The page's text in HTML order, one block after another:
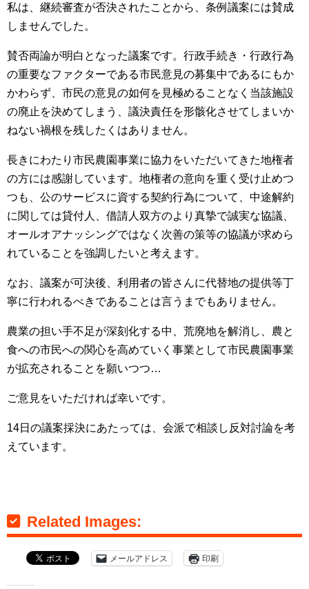
私は、継続審査が否決されたことから、条例議案には賛成
しませんでした。
賛否両論が明白となった議案です。行政手続き・行政行為
の重要なファクターである市民意見の募集中であるにもか
かわらず、市民の意見の如何を見極めることなく当該施設
の廃止を決めてしまう、議決責任を形骸化させてしまいか
ねない禍根を残したくはありません。
長きにわたり市民農園事業に協力をいただいてきた地権者
の方には感謝しています。地権者の意向を重く受け止めつ
つも、公のサービスに資する契約行為について、中途解約
に関しては貸付人、借請人双方のより真摯で誠実な協議、
オールオアナッシングではなく次善の策等の協議が求めら
れていることを強調したいと考えます。
なお、議案が可決後、利用者の皆さんに代替地の提供等丁
寧に行われるべきであることは言うまでもありません。
農業の担い手不足が深刻化する中、荒廃地を解消し、農と
食への市民への関心を高めていく事業として市民農園事業
が拡充されることを願いつつ…
ご意見をいただければ幸いです。
14日の議案採決にあたっては、会派で相談し反対討論を考
えています。
Related Images:
メールアドレス 印刷